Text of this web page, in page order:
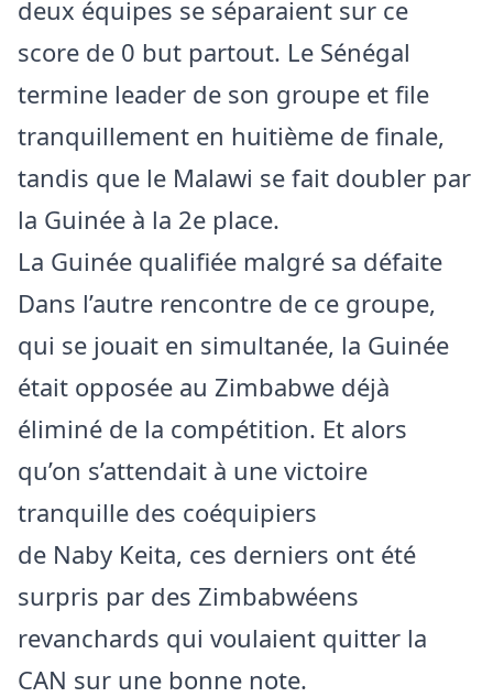
deux équipes se séparaient sur ce
score de 0 but partout. Le Sénégal
termine leader de son groupe et file
tranquillement en huitième de finale,
tandis que le Malawi se fait doubler par
la Guinée à la 2e place.
La Guinée qualifiée malgré sa défaite
Dans l’autre rencontre de ce groupe,
qui se jouait en simultanée, la Guinée
était opposée au Zimbabwe déjà
éliminé de la compétition. Et alors
qu’on s’attendait à une victoire
tranquille des coéquipiers
de Naby Keita, ces derniers ont été
surpris par des Zimbabwéens
revanchards qui voulaient quitter la
CAN sur une bonne note.